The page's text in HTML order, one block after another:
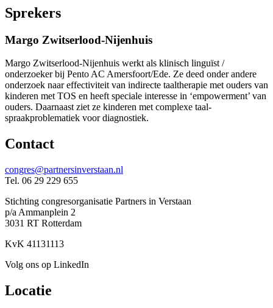
Sprekers
Margo Zwitserlood-Nijenhuis
Margo Zwitserlood-Nijenhuis werkt als klinisch linguïst /
onderzoeker bij Pento AC Amersfoort/Ede. Ze deed onder andere
onderzoek naar effectiviteit van indirecte taaltherapie met ouders van
kinderen met TOS en heeft speciale interesse in ‘empowerment’ van
ouders. Daarnaast ziet ze kinderen met complexe taal-
spraakproblematiek voor diagnostiek.
Contact
congres@partnersinverstaan.nl
Tel. 06 29 229 655
Stichting congresorganisatie Partners in Verstaan
p/a Ammanplein 2
3031 RT Rotterdam
KvK 41131113
Volg ons op LinkedIn
Locatie